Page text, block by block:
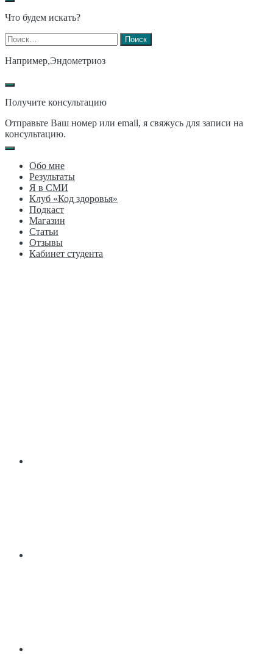
Что будем искать?
Найти:
Например,Эндометриоз
Получите консультацию
Отправьте Ваш номер или email, я свяжусь для записи на
консультацию.
Обо мне
Результаты
Я в СМИ
Клуб «Код здоровья»
Подкаст
Магазин
Статьи
Отзывы
Кабинет студента